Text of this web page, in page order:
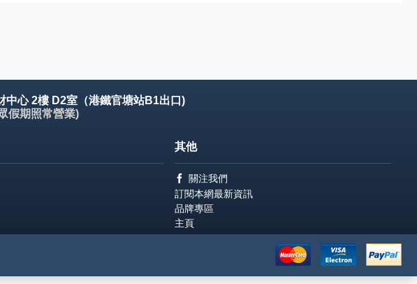
中心 2樓 D2室（港鐵官塘站B1出口)
假期照常營業)
其他
關注我們
訂閱本網最新資訊
品牌專區
主頁